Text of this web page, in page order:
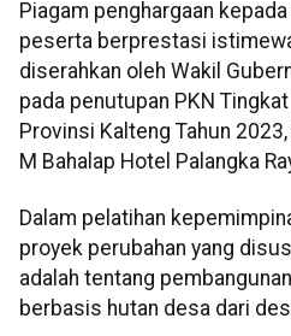
Piagam penghargaan
peserta berprestasi
diserahkan oleh Wakil
pada penutupan PKN
Provinsi Kalteng Tahun
M Bahalap Hotel Palangka
Dalam pelatihan
proyek perubahan yang
adalah tentang
berbasis hutan desa dari